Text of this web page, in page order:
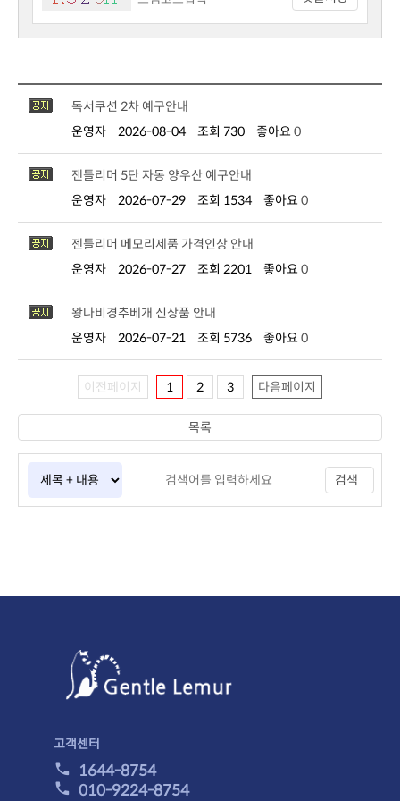
독서쿠션 2차 예구안내
운영자
2026-08-04 조회 730 좋아요 0
젠틀리머 5단 자동 양우산 예구안내
운영자
2026-07-29 조회 1534 좋아요 0
젠틀리머 메모리제품 가격인상 안내
운영자
2026-07-27 조회 2201 좋아요 0
왕나비경추베개 신상품 안내
운영자
2026-07-21 조회 5736 좋아요 0
이전페이지 1 2 3 다음페이지
검색
목록
고객센터
1644-8754
010-9224-8754